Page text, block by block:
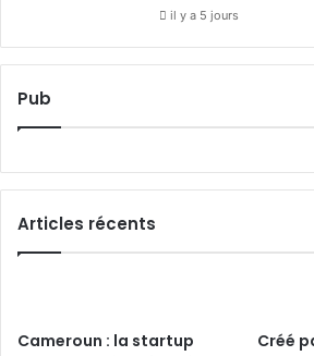
il y a 5 jours
Pub
Articles récents
Cameroun : la startup
Créé